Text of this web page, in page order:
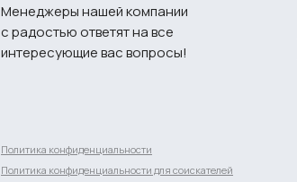
Менеджеры нашей компании
с радостью ответят на все
интересующие вас вопросы!
Политика конфиденциальности
Политика конфиденциальности для соискателей